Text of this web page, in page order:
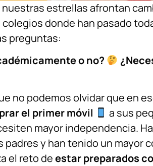
nuestras estrellas afrontan
donde han pasado
preguntas:
o no?
no podemos olvidar que en
el primer móvil
a sus
mayor independencia.
padres y han tenido un mayor
el reto deestar preparados